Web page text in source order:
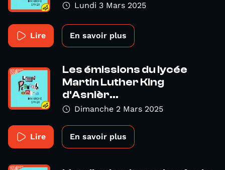
Lundi 3 Mars 2025
Lire En savoir plus
Les émissions du lycée
Martin Luther King
d'Asnièr...
Dimanche 2 Mars 2025
Lire En savoir plus